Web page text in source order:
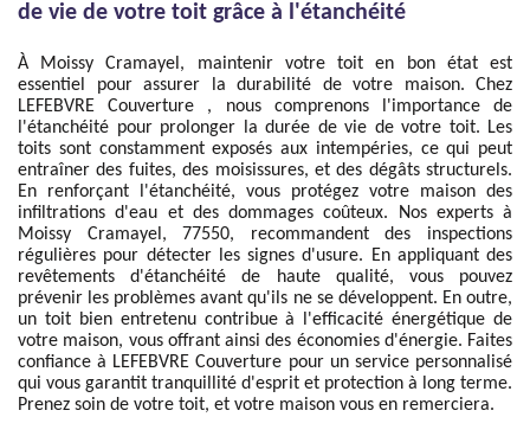
de vie de votre toit grâce à l'étanchéité
À Moissy Cramayel, maintenir votre toit en bon état est
essentiel pour assurer la durabilité de votre maison. Chez
LEFEBVRE Couverture , nous comprenons l'importance de
l'étanchéité pour prolonger la durée de vie de votre toit. Les
toits sont constamment exposés aux intempéries, ce qui peut
entraîner des fuites, des moisissures, et des dégâts structurels.
En renforçant l'étanchéité, vous protégez votre maison des
infiltrations d'eau et des dommages coûteux. Nos experts à
Moissy Cramayel, 77550, recommandent des inspections
régulières pour détecter les signes d'usure. En appliquant des
revêtements d'étanchéité de haute qualité, vous pouvez
prévenir les problèmes avant qu'ils ne se développent. En outre,
un toit bien entretenu contribue à l'efficacité énergétique de
votre maison, vous offrant ainsi des économies d'énergie. Faites
confiance à LEFEBVRE Couverture pour un service personnalisé
qui vous garantit tranquillité d'esprit et protection à long terme.
Prenez soin de votre toit, et votre maison vous en remerciera.